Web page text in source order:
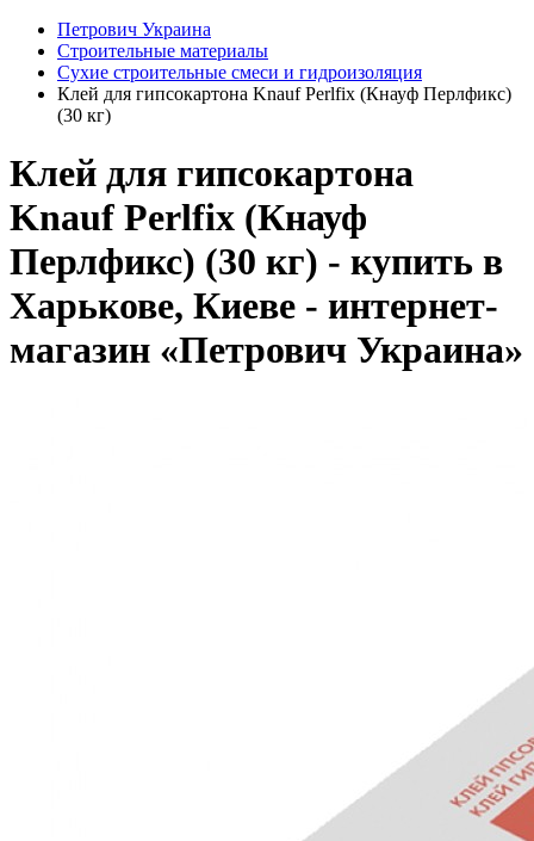
Петрович Украина
Строительные материалы
Сухие строительные смеси и гидроизоляция
Клей для гипсокартона Knauf Perlfix (Кнауф Перлфикс)
(30 кг)
Клей для гипсокартона
Knauf Perlfix (Кнауф
Перлфикс) (30 кг) - купить в
Харькове, Киеве - интернет-
магазин «Петрович Украина»